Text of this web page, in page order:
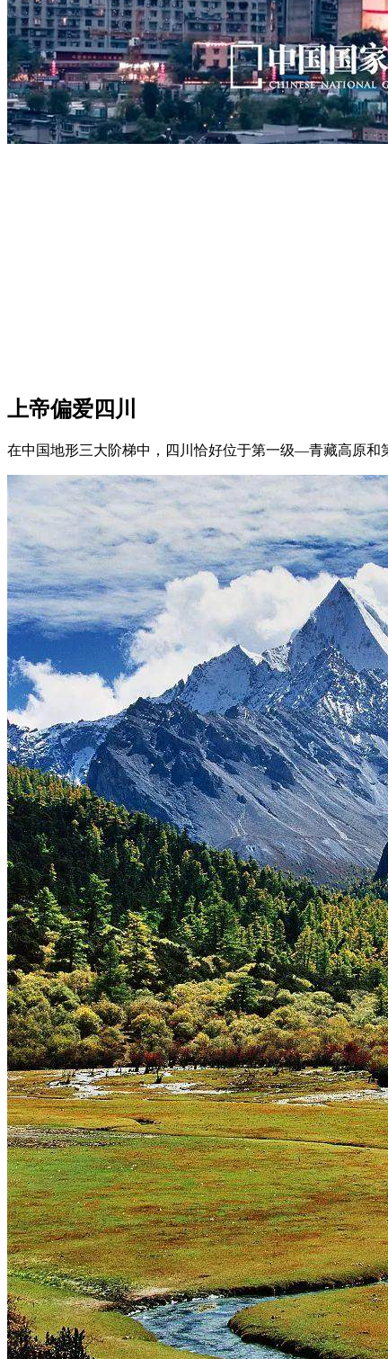
上帝偏爱四川
在中国地形三大阶梯中，四川恰好位于第一级—青藏高原和